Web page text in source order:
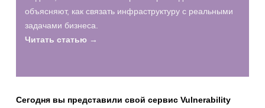
объясняют, как связать инфраструктуру с реальными
задачами бизнеса.
Читать статью →
Сегодня вы представили свой сервис Vulnerability